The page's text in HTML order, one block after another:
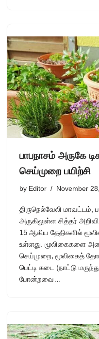
பாபநாசம் அருகே
செய்முறை பயிற்சி
by Editor November
திருநெல்வேலி மாவட்டம்,
அருகிலுள்ள சித்தர்
15 ஆகிய தேதிகளில்
உள்ளது. மூலிகைகளை
செய்முறை, மூலிகைத்
பெட்டி கடை (நாட்டு
போன்றவை…